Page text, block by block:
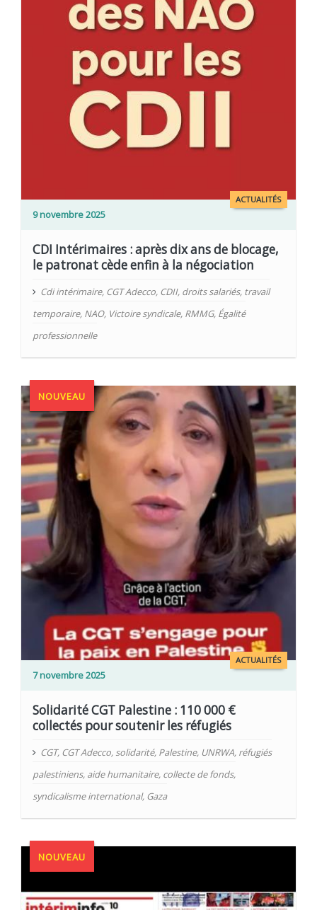
ACTUALITÉS
9 novembre 2025
CDI Intérimaires : après dix ans de blocage,
le patronat cède enfin à la négociation
Cdi intérimaire, CGT Adecco, CDII, droits salariés, travail
temporaire, NAO, Victoire syndicale, RMMG, Égalité
professionnelle
NOUVEAU
ACTUALITÉS
7 novembre 2025
Solidarité CGT Palestine : 110 000 €
collectés pour soutenir les réfugiés
CGT, CGT Adecco, solidarité, Palestine, UNRWA, réfugiés
palestiniens, aide humanitaire, collecte de fonds,
syndicalisme international, Gaza
NOUVEAU